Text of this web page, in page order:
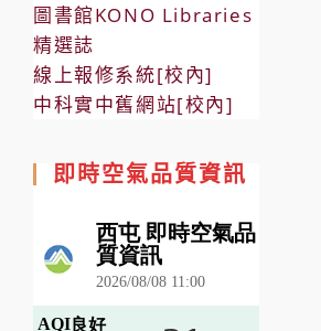
圖書館KONO Libraries
精選誌
線上報修系統[校內]
中科實中舊網站[校內]
即時空氣品質資訊